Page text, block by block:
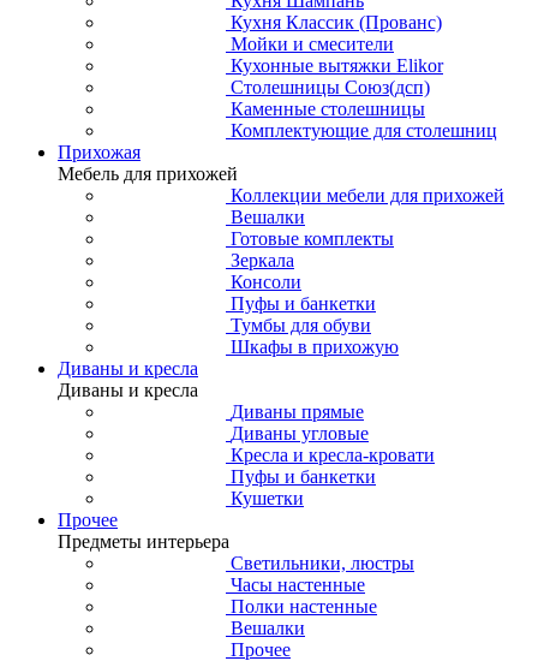
Кухня Классик (Прованс)
Мойки и смесители
Кухонные вытяжки Elikor
Столешницы Союз(дсп)
Каменные столешницы
Комплектующие для столешниц
Прихожая
Мебель для прихожей
Коллекции мебели для прихожей
Вешалки
Готовые комплекты
Зеркала
Консоли
Пуфы и банкетки
Тумбы для обуви
Шкафы в прихожую
Диваны и кресла
Диваны и кресла
Диваны прямые
Диваны угловые
Кресла и кресла-кровати
Пуфы и банкетки
Кушетки
Прочее
Предметы интерьера
Светильники, люстры
Часы настенные
Полки настенные
Вешалки
Прочее